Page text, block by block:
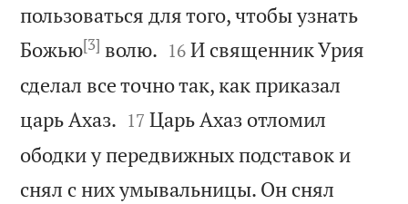
пользоваться для того, чтобы узнать
Божью[3] волю. 

16 И священник Урия
сделал все точно так, как приказал
царь Ахаз. 

17 Царь Ахаз отломил
ободки у передвижных подставок и
снял с них умывальницы. Он снял